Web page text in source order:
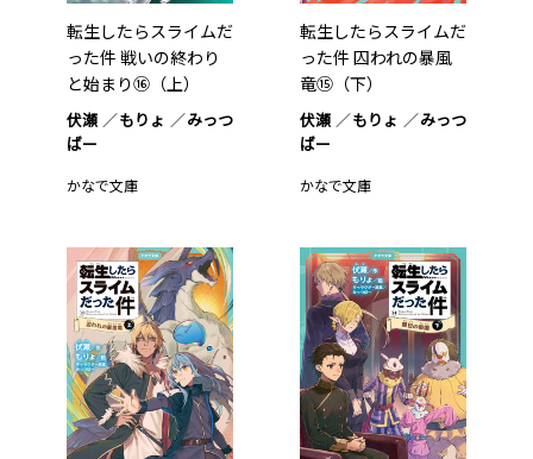
転生したらスライムだ
った件 戦いの終わり
と始まり⑯（上）
伏瀬 もりょ
みっつ
ばー
かなで文庫
転生したらスライムだ
った件 囚われの暴風
竜⑮（下）
伏瀬 もりょ
みっつ
ばー
かなで文庫